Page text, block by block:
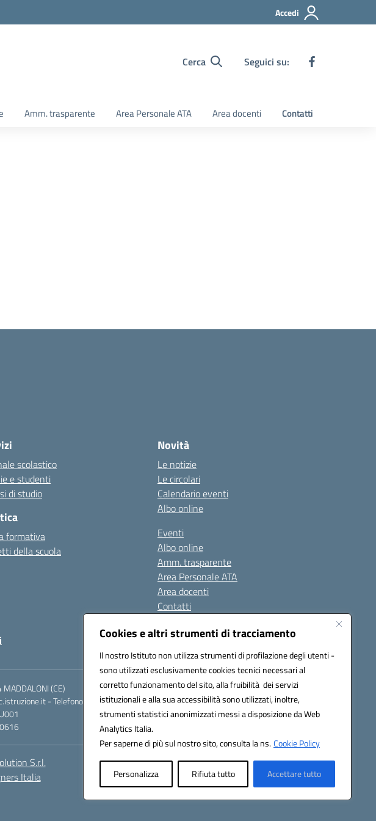
Cookies e altri strumenti di tracciamento
Il nostro Istituto non utilizza strumenti di profilazione degli utenti -
sono utilizzati esclusivamente cookies tecnici necessari al
corretto funzionamento del sito, alla fruibilità dei servizi
istituzionali e alla sua accessibilità sono utilizzati, inoltre,
strumenti statistici anonimizzati messi a disposizione da Web
Analytics Italia.
Per saperne di più sul nostro sito, consulta la ns.Cookie Policy
Personalizza Rifiuta tutto Accettare tutto
Accedi
Cerca Seguici su:
Amm. trasparente Area Personale ATA Area docenti Contatti
scolastico
e studenti
di studio
formativa
della scuola
Novità
Le notizie
Le circolari
Calendario eventi
Albo online
Eventi
Albo online
Amm. trasparente
Area Personale ATA
Area docenti
Contatti
(CE)
- Telefono: 0823408721
S.r.l.
Italia